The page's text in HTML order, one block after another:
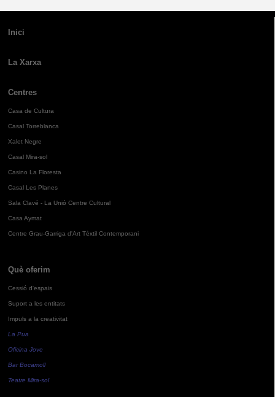
Inici
La Xarxa
Centres
Casa de Cultura
Casal Torreblanca
Xalet Negre
Casal Mira-sol
Casino La Floresta
Casal Les Planes
Sala Clavé - La Unió Centre Cultural
Casa Aymat
Centre Grau-Garriga d'Art Tèxtil Contemporani
Què oferim
Cessió d'espais
Suport a les entitats
Impuls a la creativitat
La Pua
Oficina Jove
Bar Bocamoll
Teatre Mira-sol